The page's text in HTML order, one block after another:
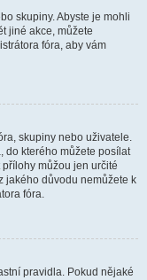
skupiny. Abyste je mohli
jiné akce, můžete
fóra, aby vám
skupiny nebo uživatele.
do kterého můžete posílat
můžou jen určité
jakého důvodu nemůžete k
fóra.
pravidla. Pokud nějaké